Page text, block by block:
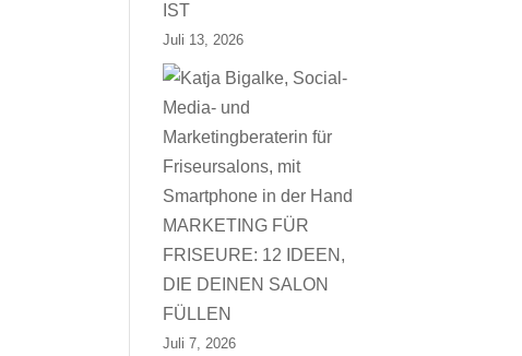
IST
Juli 13, 2026
MARKETING FÜR
FRISEURE: 12 IDEEN,
DIE DEINEN SALON
FÜLLEN
Juli 7, 2026